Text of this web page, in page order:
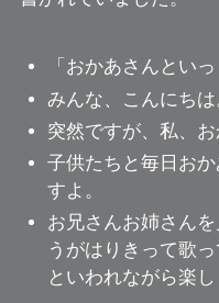
「おかあさんとい
みんな、こんにちは
突然ですが、私、お
子供たちと毎日お
すよ。
お兄さんお姉さん
うがはりきって歌
といわれながら楽